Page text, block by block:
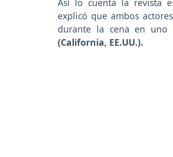
Así lo cuenta la revista
explicó que ambos actores
durante la cena en uno
(California, EE.UU.).